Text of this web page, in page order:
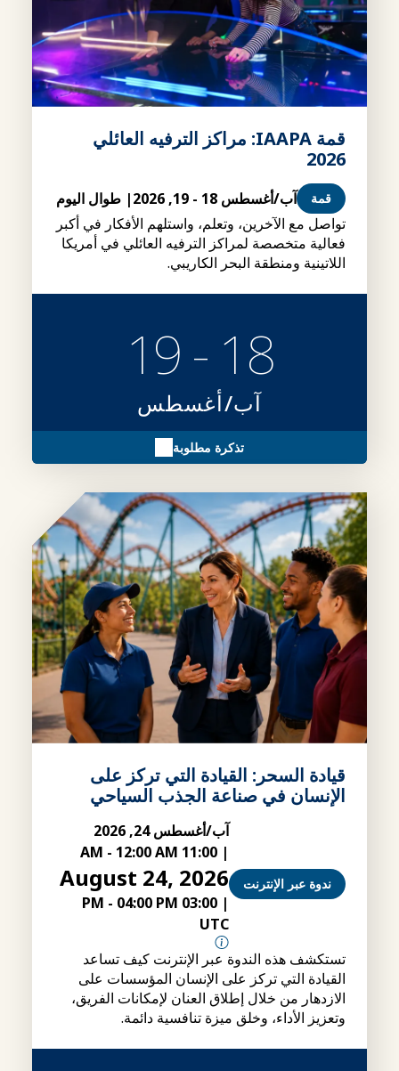
قمة IAAPA: مراكز الترفيه العائلي
2026
قمة آب/أغسطس 18 - 19, 2026
| طوال اليوم
تواصل مع الآخرين، وتعلم، واستلهم الأفكار في أكبر
فعالية متخصصة لمراكز الترفيه العائلي في أمريكا
اللاتينية ومنطقة البحر الكاريبي.
18 - 19
آب/أغسطس
تذكرة مطلوبة
قيادة السحر: القيادة التي تركز على
الإنسان في صناعة الجذب السياحي
ندوة عبر الإنترنت
آب/أغسطس 24, 2026
|
11:00 AM
- 12:00 AM
August 24, 2026
|
03:00 PM
- 04:00 PM
UTC
تستكشف هذه الندوة عبر الإنترنت كيف تساعد
القيادة التي تركز على الإنسان المؤسسات على
الازدهار من خلال إطلاق العنان لإمكانات الفريق،
وتعزيز الأداء، وخلق ميزة تنافسية دائمة.